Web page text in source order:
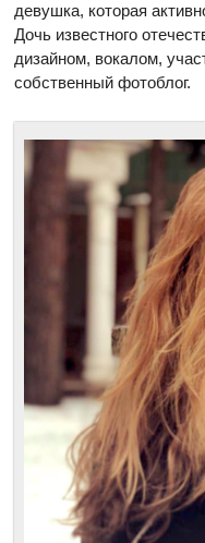
девушка, которая
Дочь известного
дизайном, вокалом,
собственный фотоблог.